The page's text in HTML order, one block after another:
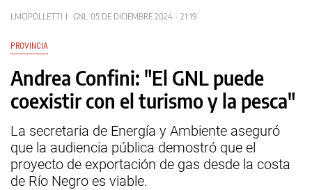
LMCIPOLLETTI GNL 05 DE DICIEMBRE 2024 - 21:19
PROVINCIA
Andrea Confini: "El GNL puede
coexistir con el turismo y la pesca"
La secretaria de Energía y Ambiente aseguró
que la audiencia pública demostró que el
proyecto de exportación de gas desde la costa
de Río Negro es viable.